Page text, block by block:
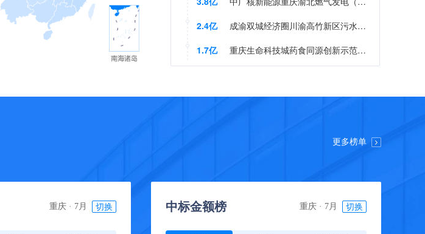
2.4亿
成渝双城经济圈川渝高竹新区污水处理厂建设项目-污水处理厂及四川广安川渝合作高滩园区生态污水处理厂项目
1.7亿
重庆生命科技城药食同源创新示范基地项目
3.5亿
城口县太坪、任家河小流域水土保持项目EPC
人工智能制造标准厂房及配套项目勘察设计、施工一体化联合体2
更多榜单
重庆 · 7月 切换 中标金额榜 重庆 · 7月 切换